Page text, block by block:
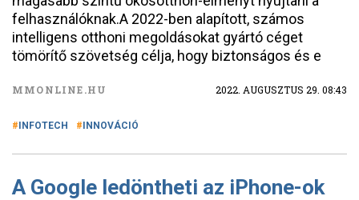
felhasználóknak.A 2022-ben alapított, számos
intelligens otthoni megoldásokat gyártó céget
tömörítő szövetség célja, hogy biztonságos és e
MMONLINE.HU 2022. AUGUSZTUS 29. 08:43
INFOTECH INNOVÁCIÓ
A Google ledöntheti az iPhone-ok